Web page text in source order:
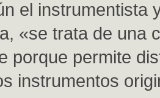
el instrumentista
«se trata de una
porque permite
instrumentos